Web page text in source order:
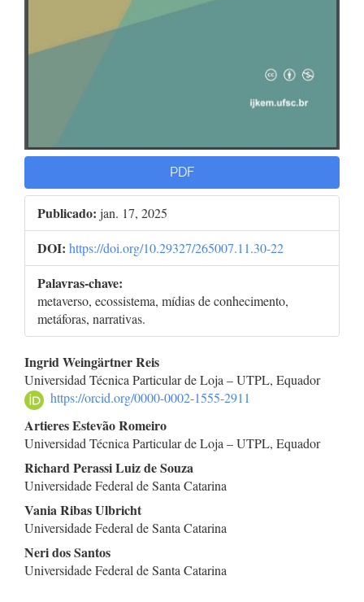
PDF
Publicado: jan. 17, 2025
DOI: https://doi.org/10.29327/265007.11.30-22
Palavras-chave:
metaverso, ecossistema, mídias de conhecimento,
metáforas, narrativas.
Conteúdo
do
artigo
principal
Ingrid Weingärtner Reis
Universidad Técnica Particular de Loja – UTPL, Equador
https://orcid.org/0000-0002-1555-2911
Artieres Estevão Romeiro
Universidad Técnica Particular de Loja – UTPL, Equador
Richard Perassi Luiz de Souza
Universidade Federal de Santa Catarina
Vania Ribas Ulbricht
Universidade Federal de Santa Catarina
Neri dos Santos
Universidade Federal de Santa Catarina